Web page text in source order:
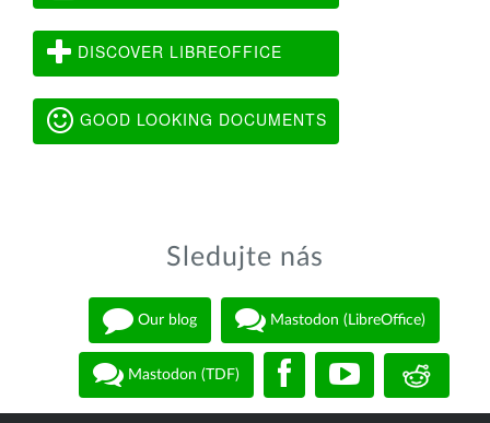
DISCOVER LIBREOFFICE
GOOD LOOKING DOCUMENTS
Sledujte nás
Our blog Mastodon (LibreOffice)
Mastodon (TDF)